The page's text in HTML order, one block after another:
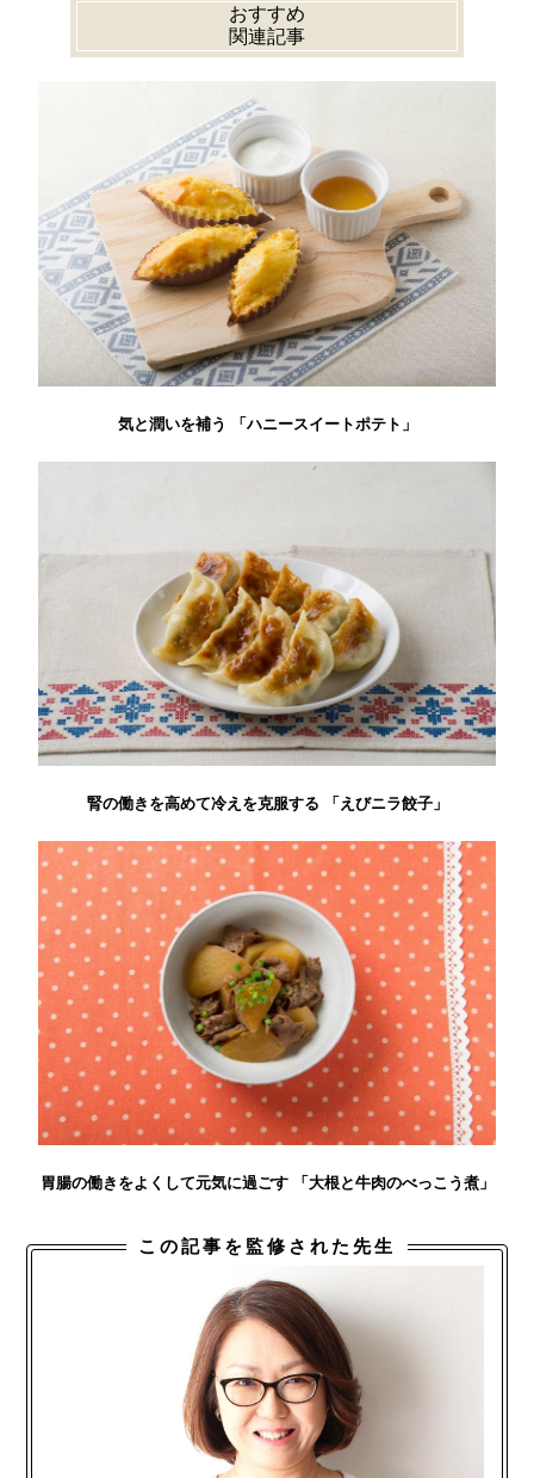
おすすめ
関連記事
気と潤いを補う 「ハニースイートポテト」
腎の働きを高めて冷えを克服する 「えびニラ餃子」
胃腸の働きをよくして元気に過ごす 「大根と牛肉のべっこう煮」
この記事を監修された先生